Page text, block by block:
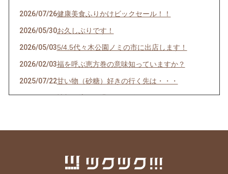
2026/07/26健康美食ふりかけビックセール！！
2026/05/30お久しぶりです！
2026/05/035/4.5代々木公園ノミの市に出店します！
2026/02/03福を呼ぶ恵方巻の意味知っていますか？
2025/07/22甘い物（砂糖）好きの行く先は・・・
2025/06/02情報に流され過ぎない脳へ
酵素ドリンクやサプリを摂るその前に・・・